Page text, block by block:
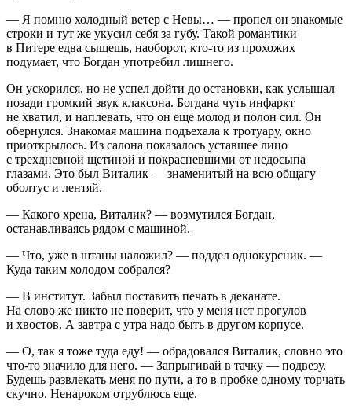
— Я помню холодный ветер с Невы… — пропел он знакомые
строки и тут же укусил себя за губу. Такой романтики
в Питере едва сыщешь, наоборот, кто-то из прохожих
подумает, что Богдан употребил лишнего.
Он ускорился, но не успел дойти до остановки, как услышал
позади громкий звук клаксона. Богдана чуть инфаркт
не хватил, и наплевать, что он еще молод и полон сил. Он
обернулся. Знакомая машина подъехала к тротуару, окно
приоткрылось. Из салона показалось уставшее лицо
с трехдневной щетиной и покрасневшими от недосыпа
глазами. Это был Виталик — знаменитый на всю общагу
оболтус и лентяй.
— Какого хрена, Виталик? — возмутился Богдан,
останавливаясь рядом с машиной.
— Что, уже в штаны наложил? — поддел однокурсник. —
Куда таким холодом собрался?
— В институт. Забыл поставить печать в деканате.
На слово же никто не поверит, что у меня нет прогулов
и хвостов. А завтра с утра надо быть в другом корпусе.
— О, так я тоже туда еду! — обрадовался Виталик, словно это
что-то значило для него. — Запрыгивай в тачку — подвезу.
Будешь развлекать меня по пути, а то в пробке одному торчать
скучно. Ненароком отрублюсь еще.